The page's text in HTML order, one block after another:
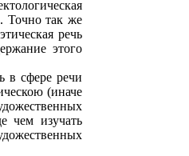
Точно так же
речь
этого
в сфере речи
(иначе
чем изучать